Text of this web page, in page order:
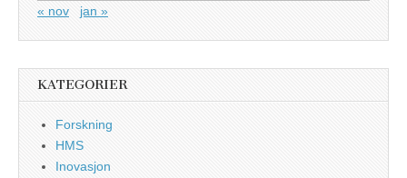
« nov
jan »
KATEGORIER
Forskning
HMS
Inovasjon